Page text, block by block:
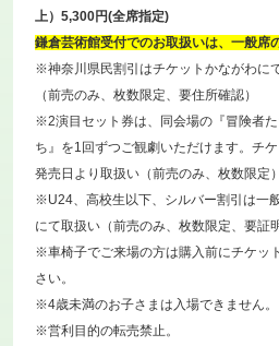
上）5,300円(全席指定)
鎌倉芸術館受付でのお取扱いは、一般席
※神奈川県民割引はチケットかながわに
（前売のみ、枚数限定、要住所確認）
※2演目セット券は、同会場の『冒険者
ち』を1回ずつご観劇いただけます。チ
発売日より取扱い（前売のみ、枚数限定）
※U24、高校生以下、シルバー割引は一
にて取扱い（前売のみ、枚数限定、要証
※車椅子でご来場の方は購入前にチケッ
さい。
※4歳未満のお子さまは入場できません。
※営利目的の転売禁止。